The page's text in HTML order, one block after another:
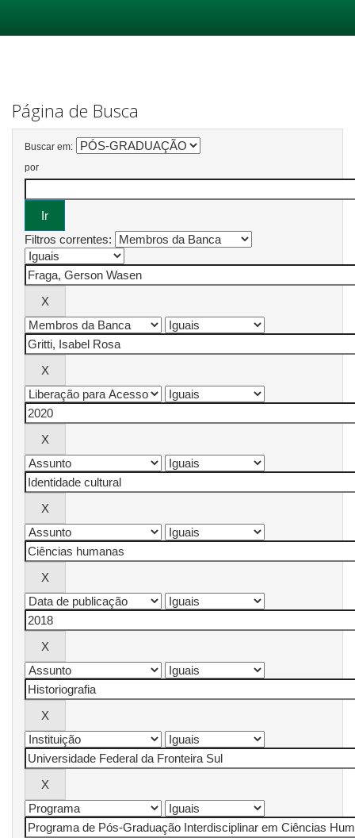
Página de Busca
Buscar em:
por
Filtros correntes: